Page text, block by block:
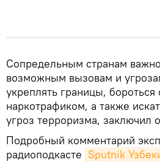
Сопредельным странам
возможным вызовам и
укреплять границы,
наркотрафиком, а также
угроз терроризма, заключил
Подробный комментарий
радиоподкасте Sputnik